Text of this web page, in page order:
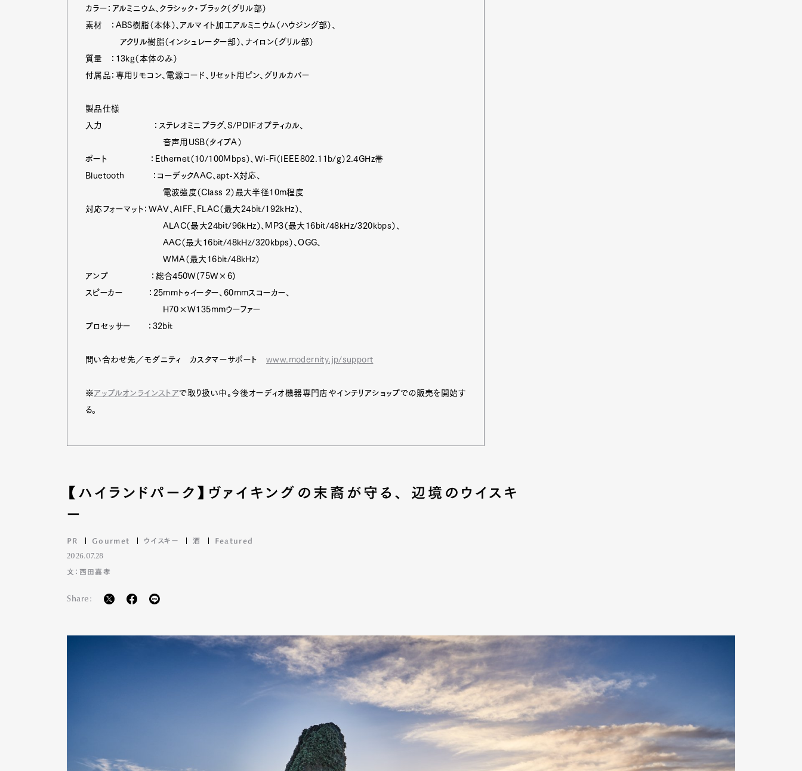
Pen Meet
カラー：アルミニウム、クラシック・ブラック（グリル部）
素材 ：ABS樹脂（本体）、アルマイト加工アルミニウム（ハウジング部）、
アクリル樹脂（インシュレーター部）、ナイロン（グリル部）
質量 ：13kg（本体のみ）
付属品：専用リモコン、電源コード、リセット用ピン、グリルカバー
製品仕様
入力 ：ステレオミニプラグ、S/PDIFオプティカル、
音声用USB（タイプA）
ポート ：Ethernet（10/100Mbps）、Wi-Fi（IEEE802.11b/g）2.4GHz帯
Bluetooth ：コーデックAAC、apt-X対応、
電波強度（Class 2）最大半径10m程度
対応フォーマット：WAV、AIFF、FLAC（最大24bit/192kHz）、
ALAC（最大24bit/96kHz）、MP3（最大16bit/48kHz/320kbps）、
AAC（最大16bit/48kHz/320kbps）、OGG、
WMA（最大16bit/48kHz）
アンプ ：総合450W(75W×6)
スピーカー ：25mmトゥイーター、60mmスコーカー、
H70×W135mmウーファー
プロセッサー ：32bit
問い合わせ先／モダニティ カスタマーサポートwww.modernity.jp/support
※アップルオンラインストアで取り扱い中。今後オーディオ機器専門店やインテリアショップでの販売を開始す
る。
【ハイランドパーク】ヴァイキングの末裔が守る、 辺境のウイスキ
ー
PR Gourmet ウイスキー 酒 Featured
2026.07.28
文：西田嘉孝
Share: